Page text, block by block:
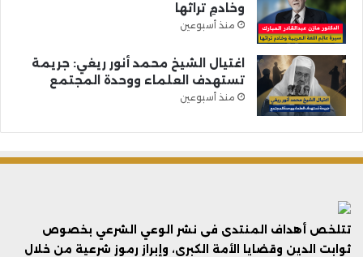
وخادمِ تراثها
منذ أسبوعين
اغتيال الشيخ محمد أنور ريغي: جريمة
تستهدف العلماء ووحدة المجتمع
منذ أسبوعين
تتلخص أهداف المنتدى فى نشر الوعي الشرعي بخصوص
ثوابت الدين وقضايا الأمة الكبرى، وإبراز رموز شرعية من خلال